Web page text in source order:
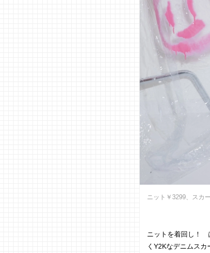
ニット￥3299、スカ
ニットを着回し！
くY2Kなデニムス